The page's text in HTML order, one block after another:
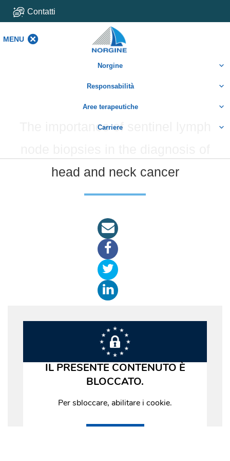
Contatti
MENU
Norgine
Responsabilità
Aree terapeutiche
Carriere
The importance of sentinel lymph
head and neck cancer